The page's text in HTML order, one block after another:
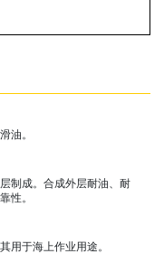
油。
制成。合成外层耐油、耐
性。
用于海上作业用途。